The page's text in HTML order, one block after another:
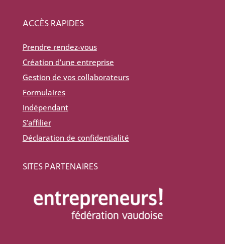
ACCÈS RAPIDES
Prendre rendez-vous
Création d’une entreprise
Gestion de vos collaborateurs
Formulaires
Indépendant
S’affilier
Déclaration de confidentialité
SITES PARTENAIRES